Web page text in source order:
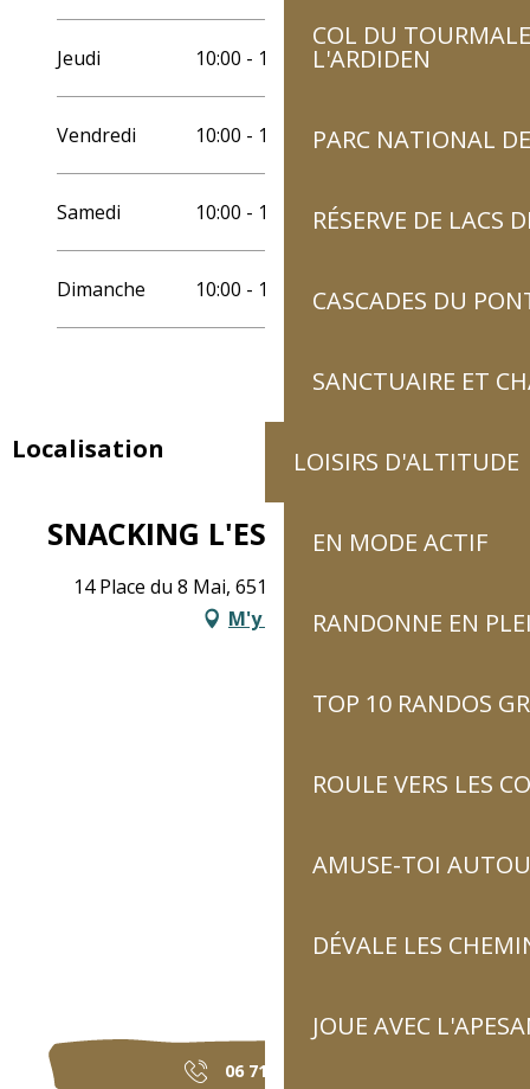
COL DU
L'ARDIDEN
PARC NATIONAL
RÉSERVE DE LACS
CASCADES DU
SANCTUAIRE ET
LOISIRS D'ALTITUDE
EN MODE ACTIF
RANDONNE EN
TOP 10 RANDOS
ROULE VERS LES
AMUSE-TOI
DÉVALE LES
JOUE AVEC
31 août 2027
Du1 septembre 2027au 30 septembre
Jeudi 10:00 - 18:00
Vendredi 10:00 - 18:00
Samedi 10:00 - 18:00
Dimanche 10:00 - 18:00
Localisation
SNACKING L'ESTANQUET
14 Place du 8 Mai, 65120 Luz-Saint-Sauveur
M'y rendre
06 71 65 00